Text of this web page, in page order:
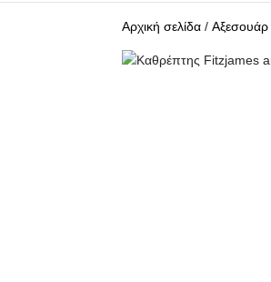
Αρχική σελίδα /Αξεσουάρ